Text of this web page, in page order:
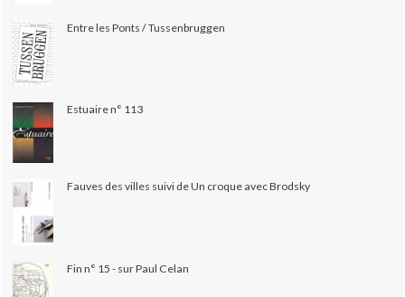
Entre les Ponts / Tussenbruggen
Estuaire n° 113
Fauves des villes suivi de Un croque avec Brodsky
Fin n° 15 - sur Paul Celan